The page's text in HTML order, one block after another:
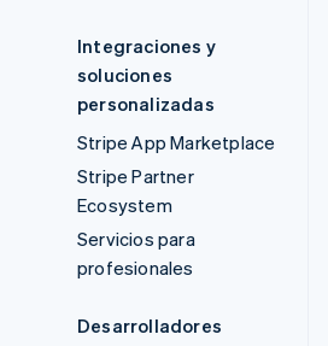
Integraciones y
soluciones
personalizadas
Stripe App Marketplace
Stripe Partner
Ecosystem
Servicios para
profesionales
Desarrolladores